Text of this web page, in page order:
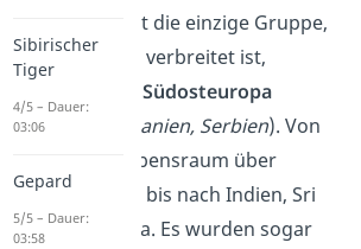
Goldschakal ist die einzige Gruppe,
auch in Europa verbreitet ist,
gesagt inSüdosteuropa
Albanien, Serbien). Von
reicht sein Lebensraum über
(
) bis nach Indien, Sri
und Malaysia. Es wurden sogar
Sibirischer
Tiger
4/5 – Dauer:
03:06
Gepard
5/5 – Dauer:
03:58